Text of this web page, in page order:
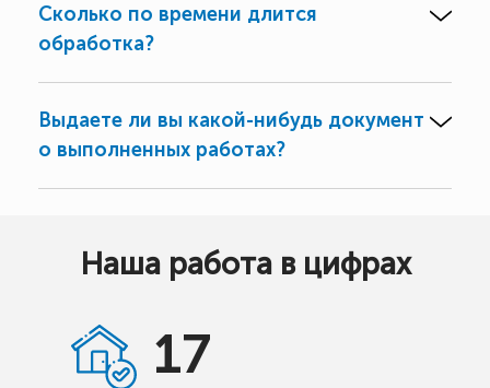
Сколько по времени длится
обработка?
Выдаете ли вы какой-нибудь документ
о выполненных работах?
Наша работа в цифрах
17